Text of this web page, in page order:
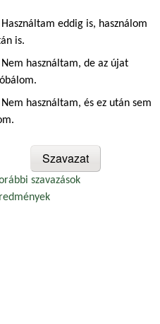
Használtam eddig is, használom
is.
Nem használtam, de az újat
Nem használtam, és ez után sem
szavazások